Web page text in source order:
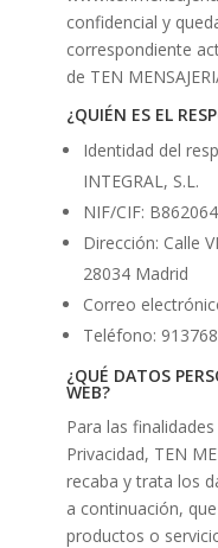
confidencial y
correspondiente
de TEN
¿QUIÉN ES EL
Identidad del
INTEGRAL, S.L.
NIF/CIF:
Dirección: Calle
28034 Madrid
Correo
Teléfono:
¿QUÉ DATOS
WEB?
Para las
Privacidad, TEN
recaba y trata los
a continuación,
productos o